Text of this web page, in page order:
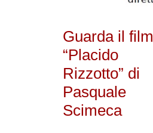
Guarda il film
“Placido
Rizzotto” di
Pasquale
Scimeca